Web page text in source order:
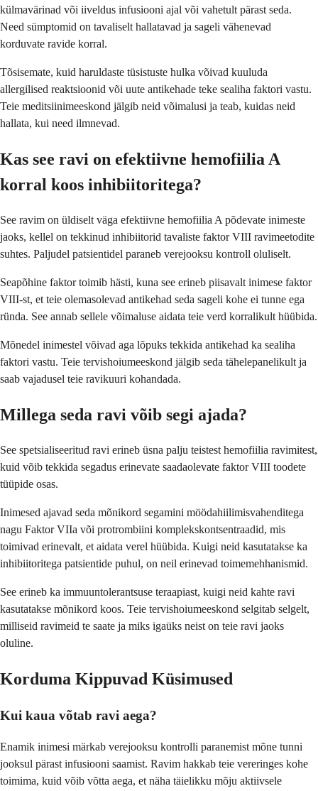
külmavärinad või iiveldus infusiooni ajal või vahetult pärast seda.
Need sümptomid on tavaliselt hallatavad ja sageli vähenevad
korduvate ravide korral.
Tõsisemate, kuid haruldaste tüsistuste hulka võivad kuuluda
allergilised reaktsioonid või uute antikehade teke sealiha faktori vastu.
Teie meditsiinimeeskond jälgib neid võimalusi ja teab, kuidas neid
hallata, kui need ilmnevad.
Kas see ravi on efektiivne hemofiilia A
korral koos inhibiitoritega?
See ravim on üldiselt väga efektiivne hemofiilia A põdevate inimeste
jaoks, kellel on tekkinud inhibiitorid tavaliste faktor VIII ravimeetodite
suhtes. Paljudel patsientidel paraneb verejooksu kontroll oluliselt.
Seapõhine faktor toimib hästi, kuna see erineb piisavalt inimese faktor
VIII-st, et teie olemasolevad antikehad seda sageli kohe ei tunne ega
ründa. See annab sellele võimaluse aidata teie verd korralikult hüübida.
Mõnedel inimestel võivad aga lõpuks tekkida antikehad ka sealiha
faktori vastu. Teie tervishoiumeeskond jälgib seda tähelepanelikult ja
saab vajadusel teie ravikuuri kohandada.
Millega seda ravi võib segi ajada?
See spetsialiseeritud ravi erineb üsna palju teistest hemofiilia ravimitest,
kuid võib tekkida segadus erinevate saadaolevate faktor VIII toodete
tüüpide osas.
Inimesed ajavad seda mõnikord segamini möödahiilimisvahenditega
nagu Faktor VIIa või protrombiini komplekskontsentraadid, mis
toimivad erinevalt, et aidata verel hüübida. Kuigi neid kasutatakse ka
inhibiitoritega patsientide puhul, on neil erinevad toimemehhanismid.
See erineb ka immuuntolerantsuse teraapiast, kuigi neid kahte ravi
kasutatakse mõnikord koos. Teie tervishoiumeeskond selgitab selgelt,
milliseid ravimeid te saate ja miks igaüks neist on teie ravi jaoks
oluline.
Korduma Kippuvad Küsimused
Kui kaua võtab ravi aega?
Enamik inimesi märkab verejooksu kontrolli paranemist mõne tunni
jooksul pärast infusiooni saamist. Ravim hakkab teie vereringes kohe
toimima, kuid võib võtta aega, et näha täielikku mõju aktiivsele